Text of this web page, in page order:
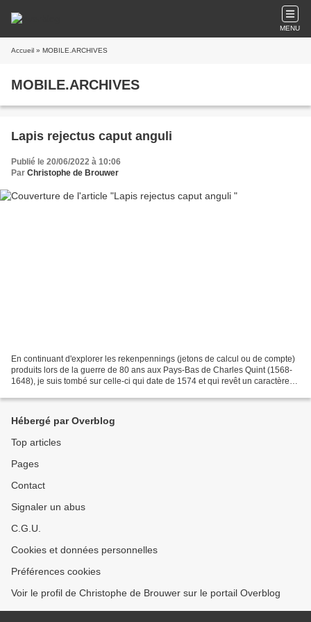
MENU
Accueil » MOBILE.ARCHIVES
MOBILE.ARCHIVES
Lapis rejectus caput anguli
Publié le 20/06/2022 à 10:06
Par Christophe de Brouwer
En continuant d'explorer les rekenpennings (jetons de calcul ou de compte)
produits lors de la guerre de 80 ans aux Pays-Bas de Charles Quint (1568-
1648), je suis tombé sur celle-ci qui date de 1574 et qui revêt un caractère
Hébergé par Overblog
Top articles
Pages
Contact
Signaler un abus
C.G.U.
Cookies et données personnelles
Préférences cookies
Voir le profil de Christophe de Brouwer sur le portail Overblog